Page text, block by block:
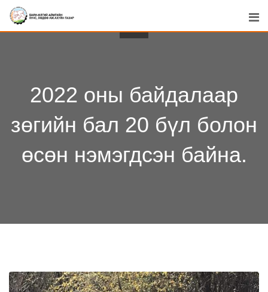
Skip
2022 оны байдалаар
зөгийн бал 20 бүл болон
өсөн нэмэгдсэн байна.